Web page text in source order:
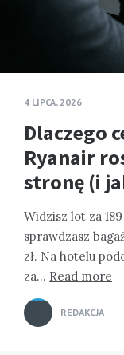
4 LIPCA, 2026
Dlaczego
Ryanair
stronę (i
Widzisz lot za
sprawdzasz
zł. Na hotelu
za… Read more
REDAKCJA